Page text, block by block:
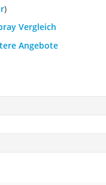
)
Vergleich
Angebote